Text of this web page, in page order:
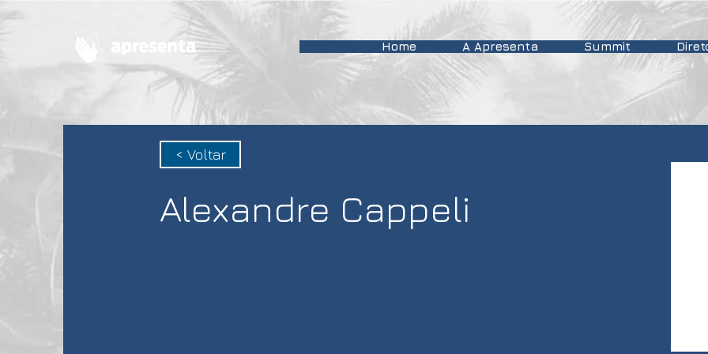
Home A Apresenta Summit
< Voltar
Alexandre Cappeli